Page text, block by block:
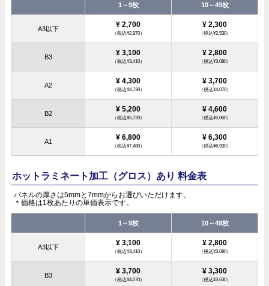
1～9枚 10～49枚
A3以下 ¥ 2,700
（税込¥2,970）
¥ 2,300
（税込¥2,530）
B3 ¥ 3,100
（税込¥3,410）
¥ 2,800
（税込¥3,080）
A2 ¥ 4,300
（税込¥4,730）
¥ 3,700
（税込¥4,070）
B2 ¥ 5,200
（税込¥5,720）
¥ 4,600
（税込¥5,060）
A1 ¥ 6,800
（税込¥7,480）
¥ 6,300
（税込¥6,930）
ホットラミネート加工（グロス）あり 料金表
パネルの厚さは5mmと7mmからお選びいただけます。
＊価格は1枚あたりの単価表示です。
1～9枚 10～49枚
A3以下 ¥ 3,100
（税込¥3,410）
¥ 2,800
（税込¥3,080）
B3 ¥ 3,700
（税込¥4,070）
¥ 3,300
（税込¥3,630）